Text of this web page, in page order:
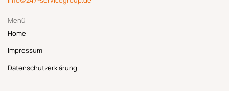
Menü
Home
Impressum
Datenschutzerklärung